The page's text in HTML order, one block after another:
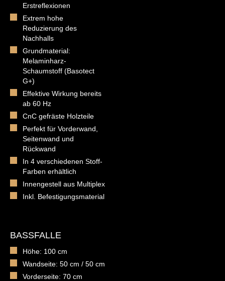
Erstreflexionen
Extrem hohe
Reduzierung des
Nachhalls
Grundmaterial:
Melaminharz-
Schaumstoff (Basotect
G+)
Effektive Wirkung bereits
ab 60 Hz
CnC gefräste Holzteile
Perfekt für Vorderwand,
Seitenwand und
Rückwand
In 4 verschiedenen Stoff-
Farben erhältlich
Innengestell aus Multiplex
Inkl. Befestigungsmaterial
BASSFALLE
Höhe: 100 cm
Wandseite: 50 cm / 50 cm
Vorderseite: 70 cm